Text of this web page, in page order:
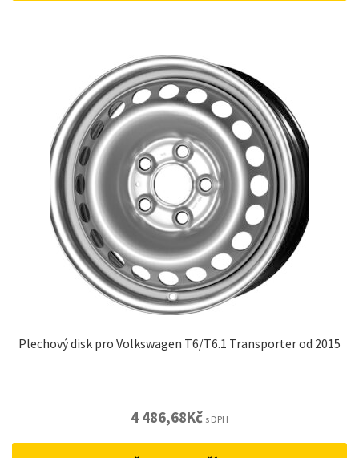
Plechový disk pro Volkswagen T6/T6.1 Transporter od 2015
4 486,68Kč s DPH